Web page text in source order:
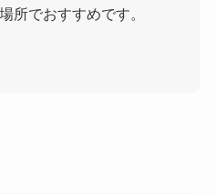
所でおすすめです。